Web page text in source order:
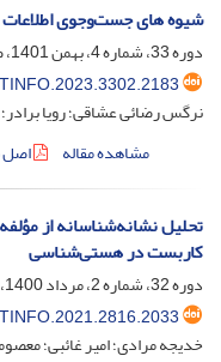
شیوه های جست‌وجوی
دوره 33، شماره 4، بهمن 1401، صفحه
نرگس رضائی عشاقی؛ رویا برادر؛
مشاهده مقاله
اصل
تحلیل نشانه‌شناسانه از
کاربست در هستی‌شناسی
دوره 32، شماره 2، مرداد 1400، صفحه
خدیجه مرادی؛ امیر غائبی؛